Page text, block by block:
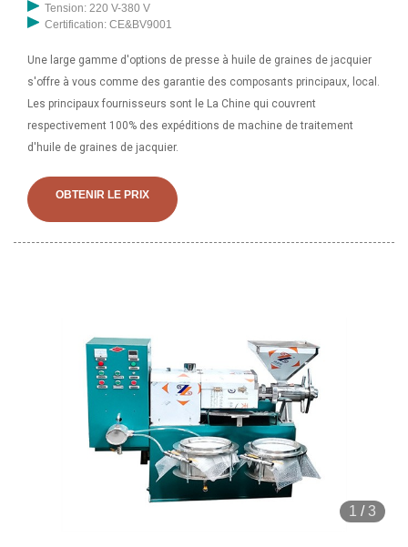
Tension: 220 V-380 V
Certification: CE&BV9001
Une large gamme d'options de presse à huile de graines de jacquier
s'offre à vous comme des garantie des composants principaux, local.
Les principaux fournisseurs sont le La Chine qui couvrent
respectivement 100% des expéditions de machine de traitement
d'huile de graines de jacquier.
OBTENIR LE PRIX
1 /3